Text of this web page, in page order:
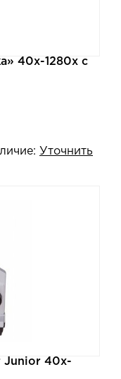
40х-1280х с
Уточнить
Junior 40x-